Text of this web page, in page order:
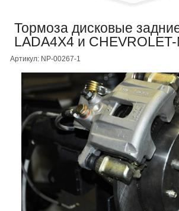
Тормоза дисковые
LADA4X4 и CHEVROLET-
Артикул: NP-00267-1